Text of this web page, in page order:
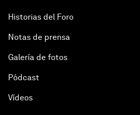
Historias del Foro
Notas de prensa
Galería de fotos
Pódcast
Vídeos